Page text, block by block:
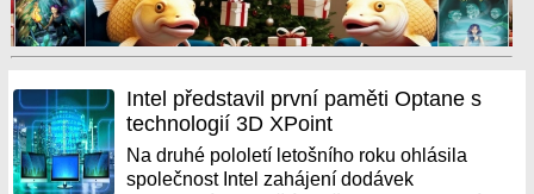
Intel představil první paměti Optane s
technologií 3D XPoint
Na druhé pololetí letošního roku ohlásila
společnost Intel zahájení dodávek